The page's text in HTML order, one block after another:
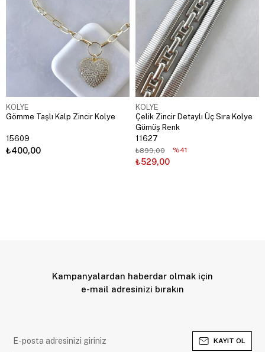
KOLYE
Gömme Taşlı Kalp Zincir Kolye
15609
₺400,00
KOLYE
Çelik Zincir Detaylı Üç Sıra Kolye
Gümüş Renk
11627
₺529,00
₺899,00 %41
Kampanyalardan haberdar olmak için
e-mail adresinizi bırakın
KAYIT OL